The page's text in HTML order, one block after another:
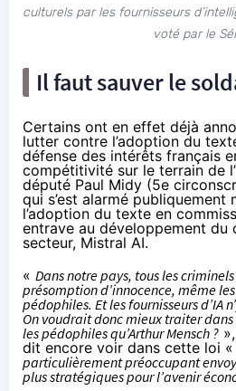
culturels par les fournisseurs
voté par le
Il faut sauver le
Certains ont en effet déjà
lutter contre l’adoption du
défense des intérêts français
compétitivité sur le terrain de
député Paul Midy (5e
qui s’est alarmé publiquement
l’adoption du texte en
entrave au développement du
secteur, Mistral AI.
« Dans notre pays, tous les
présomption d’innocence, même
pédophiles. Et les fournisseurs d’IA
On voudrait donc mieux traiter
les pédophiles qu’Arthur Mensch ?
dit encore voir dans cette loi «
particulièrement préoccupant
plus stratégiques pour l’avenir